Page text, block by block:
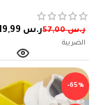
للأطفال
ر.س57,00 ر.س
-65%